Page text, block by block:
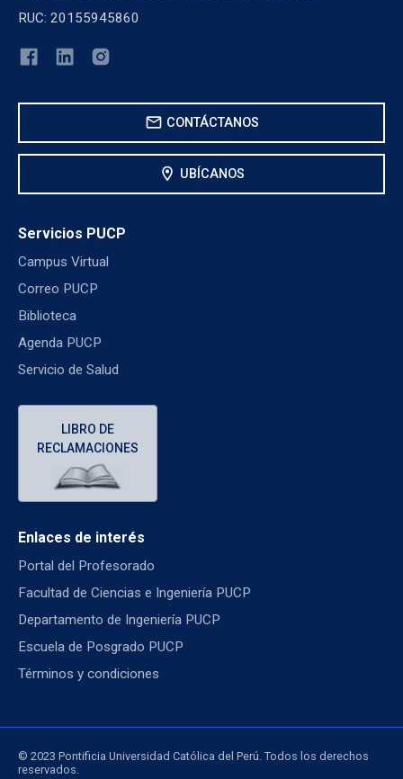
RUC: 20155945860
mail CONTÁCTANOS
location_on UBÍCANOS
Servicios PUCP
Campus Virtual
Correo PUCP
Biblioteca
Agenda PUCP
Servicio de Salud
LIBRO DE
RECLAMACIONES
Enlaces de interés
Portal del Profesorado
Facultad de Ciencias e Ingeniería PUCP
Departamento de Ingeniería PUCP
Escuela de Posgrado PUCP
Términos y condiciones
© 2023 Pontificia Universidad Católica del Perú. Todos los derechos
reservados.